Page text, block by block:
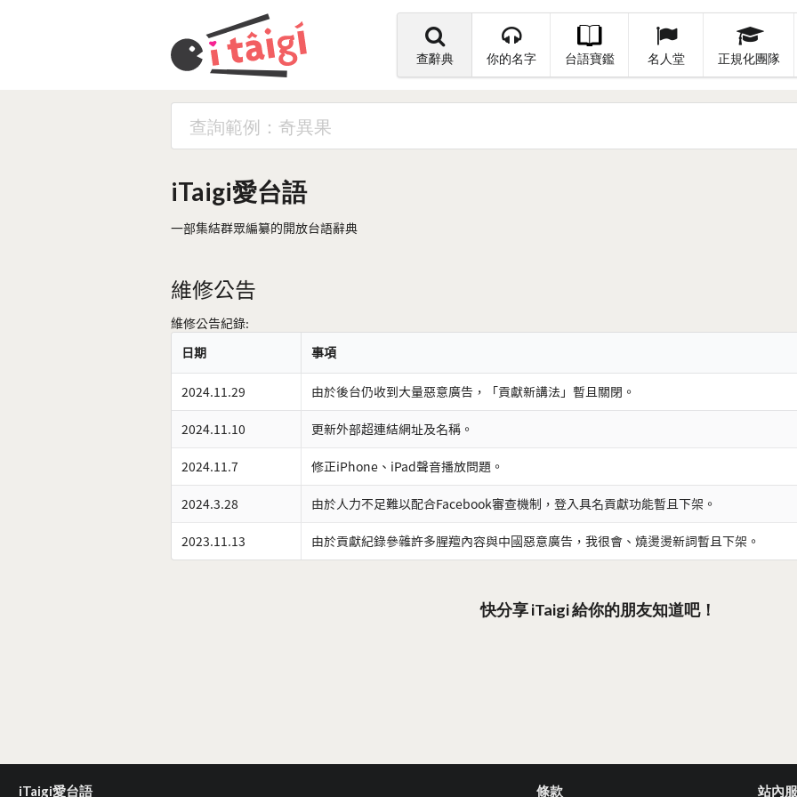
查辭典 你的名字 台語寶鑑 名人堂 正規化團隊
iTaigi愛台語
一部集結群眾編纂的開放台語辭典
維修公告
維修公告紀錄:
日期
事項
2024.11.29 由於後台仍收到大量惡意廣告，「貢獻新講法」暫且關閉。
2024.11.10 更新外部超連結網址及名稱。
2024.11.7 修正iPhone、iPad聲音播放問題。
2024.3.28 由於人力不足難以配合Facebook審查機制，登入具名貢獻功能暫且下架。
2023.11.13 由於貢獻紀錄參雜許多腥羶內容與中國惡意廣告，我很會、燒燙燙新詞暫且下架。
快分享 iTaigi 給你的朋友知道吧！
iTaigi愛台語 條款 站內